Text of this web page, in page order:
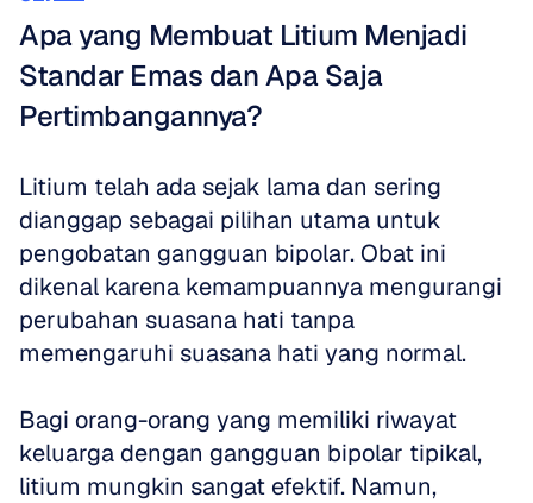
Apa yang Membuat Litium Menjadi
Standar Emas dan Apa Saja
Pertimbangannya?
Litium telah ada sejak lama dan sering
dianggap sebagai pilihan utama untuk
pengobatan gangguan bipolar. Obat ini
dikenal karena kemampuannya mengurangi
perubahan suasana hati tanpa
memengaruhi suasana hati yang normal.
Bagi orang-orang yang memiliki riwayat
keluarga dengan gangguan bipolar tipikal,
litium mungkin sangat efektif. Namun,